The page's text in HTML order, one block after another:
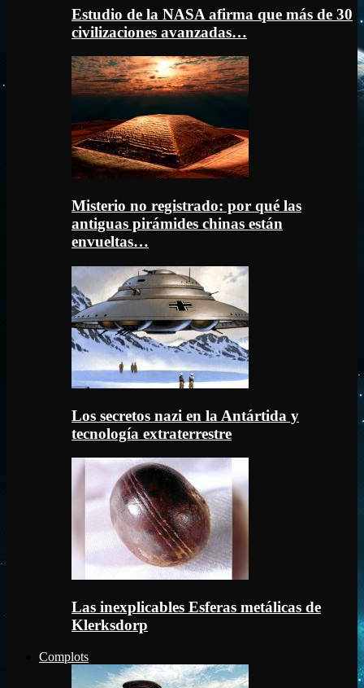
Estudio de la NASA afirma que más de 30
civilizaciones avanzadas…
Misterio no registrado: por qué las
antiguas pirámides chinas están
envueltas…
Los secretos nazi en la Antártida y
tecnología extraterrestre
Las inexplicables Esferas metálicas de
Klerksdorp
Complots